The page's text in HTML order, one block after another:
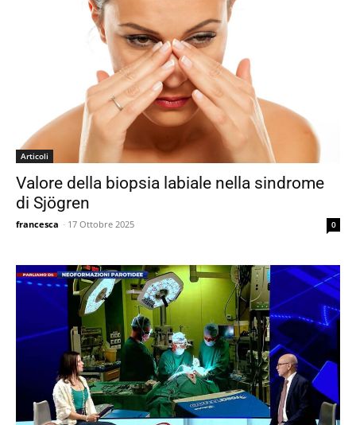
Articoli
Valore della biopsia labiale nella sindrome
di Sjögren
francesca - 17 Ottobre 2025 0